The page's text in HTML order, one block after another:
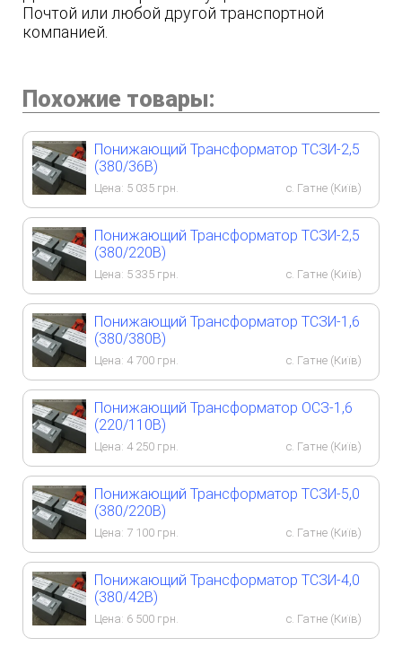
Почтой или любой другой транcпортной
компанией.
Похожие товары:
Понижающий Трансформатор ТСЗИ-2,5
(380/36В)
Цена: 5 035 грн. с. Гатне (Київ)
Понижающий Трансформатор ТСЗИ-2,5
(380/220В)
Цена: 5 335 грн. с. Гатне (Київ)
Понижающий Трансформатор ТСЗИ-1,6
(380/380В)
Цена: 4 700 грн. с. Гатне (Київ)
Понижающий Трансформатор ОСЗ-1,6
(220/110В)
Цена: 4 250 грн. с. Гатне (Київ)
Понижающий Трансформатор ТСЗИ-5,0
(380/220В)
Цена: 7 100 грн. с. Гатне (Київ)
Понижающий Трансформатор ТСЗИ-4,0
(380/42В)
Цена: 6 500 грн. с. Гатне (Київ)